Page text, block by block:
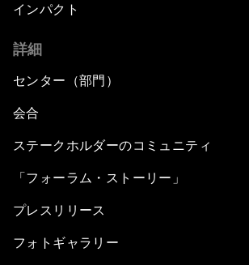
インパクト
詳細
センター（部門）
会合
ステークホルダーのコミュニティ
「フォーラム・ストーリー」
プレスリリース
フォトギャラリー